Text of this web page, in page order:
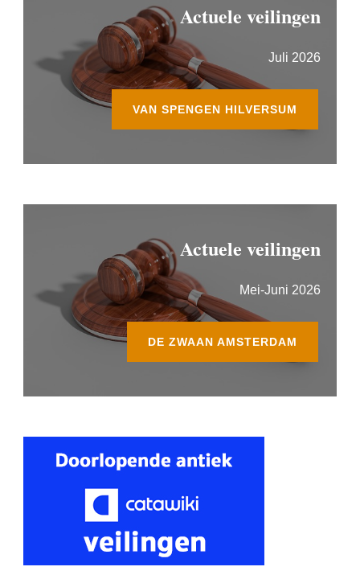
Actuele veilingen
Juli 2026
VAN SPENGEN HILVERSUM
Actuele veilingen
Mei-Juni 2026
DE ZWAAN AMSTERDAM